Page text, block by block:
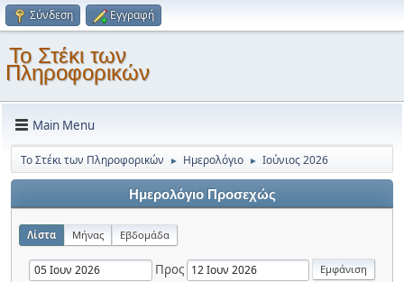
Σύνδεση Εγγραφή
Το Στέκι των
Πληροφορικών
Main Menu
Το Στέκι των Πληροφορικών ► Ημερολόγιο ► Ιούνιος 2026
Ημερολόγιο Προσεχώς
Λίστα Μήνας Εβδομάδα
Προς